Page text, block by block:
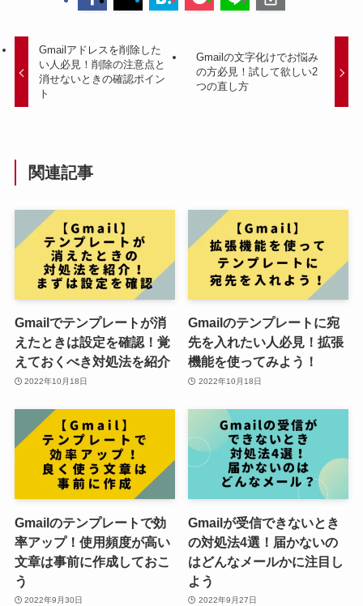
Gmailアドレスを削除した
い人必見！削除の注意点と
消せないときの確認ポイン
ト
Gmailの文字化けでお悩み
の方必見！試して欲しい2
つの直し方
関連記事
Gmailでテンプレートが消
えたときは設定を確認！覚
えておくべき対処法を紹介
2022年10月18日
Gmailのテンプレートに宛
先を入れたい人必見！拡張
機能を使ってみよう！
2022年10月18日
Gmailのテンプレートで効
率アップ！使用頻度が高い
文章は事前に作成しておこ
う
2022年9月30日
Gmailが受信できないとき
の対処法4選！届かないの
はどんなメールかに注目し
よう
2022年9月27日